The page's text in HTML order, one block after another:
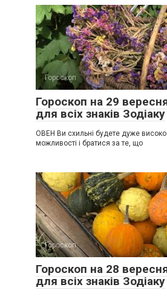
Гороскоп
Гороскоп на 29
для всіх знаків Зодіаку
ОВЕН Ви схильні будете дуже високо
можливості і братися за те, що
Гороскоп
Гороскоп на 28
для всіх знаків Зодіаку